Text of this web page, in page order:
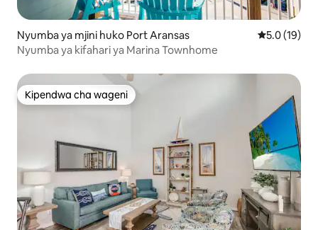
Nyumba ya mjini huko Port Aransas Ukadiriaji
5.0 (19)
Nyumba ya kifahari ya Marina Townhome
Kipendwa cha wageni
Kipendwa cha wageni